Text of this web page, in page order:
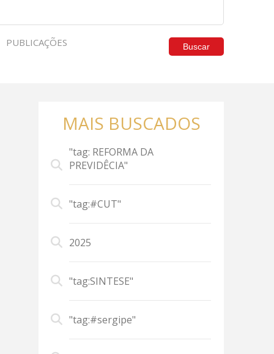
PUBLICAÇÕES Buscar
MAIS BUSCADOS
"tag: REFORMA DA
PREVIDÊCIA"
"tag:#CUT"
2025
"tag:SINTESE"
"tag:#sergipe"